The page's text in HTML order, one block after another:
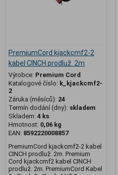
PremiumCord kjackcmf2-2
kabel CINCH prodluž. 2m
Výrobce: Premium Cord
Katalogové číslo: k_kjackcmf2-
2
Záruka (měsíců): 24
Termín dodání (dny): skladem
Skladem: 4 ks
Hmotnost: 0,06 kg
EAN: 8592220008857
PremiumCord kjackcmf2-2 kabel
CINCH prodluž. 2m. Premium
Cord kjackcmf2 kabel CINCH
prodluž. 2m. PremiumCord Kabel